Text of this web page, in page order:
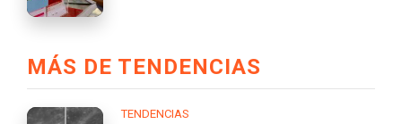
MÁS DE TENDENCIAS
TENDENCIAS